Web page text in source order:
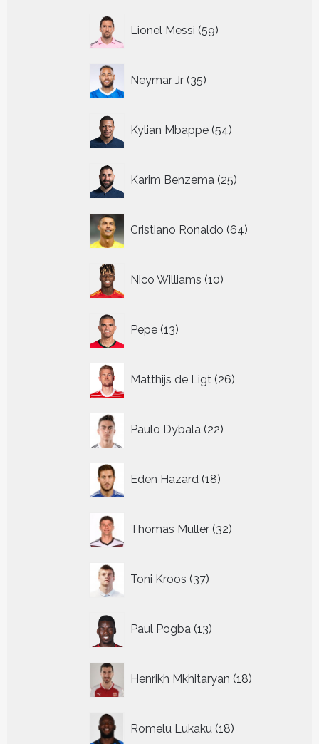
Lionel Messi 59
producten
Neymar Jr 35
producten
Kylian Mbappe 54
producten
Karim Benzema 25
producten
Cristiano Ronaldo 64
producten
Nico Williams 10
producten
Pepe 13
producten
Matthijs de Ligt 26
producten
Paulo Dybala 22
producten
Eden Hazard 18
producten
Thomas Muller 32
producten
Toni Kroos 37
producten
Paul Pogba 13
producten
Henrikh Mkhitaryan 18
producten
Romelu Lukaku 18
producten